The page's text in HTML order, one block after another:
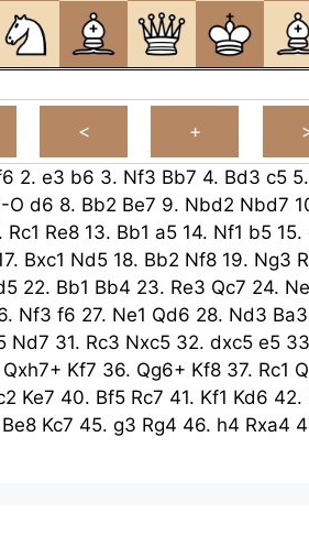
2. e3 b6 3. Nf3 Bb7 4. Bd3 c5 5.
O d6 8. Bb2 Be7 9. Nbd2 Nbd7
Rc1 Re8 13. Bb1 a5 14. Nf1 b5 15.
Bxc1 Nd5 18. Bb2 Nf8 19. Ng3
22. Bb1 Bb4 23. Re3 Qc7 24.
Nf3 f6 27. Ne1 Qd6 28. Nd3 Ba3
Nd7 31. Rc3 Nxc5 32. dxc5 e5
Qxh7+ Kf7 36. Qg6+ Kf8 37. Rc1
Ke7 40. Bf5 Rc7 41. Kf1 Kd6 42.
Be8 Kc7 45. g3 Rg4 46. h4 Rxa4